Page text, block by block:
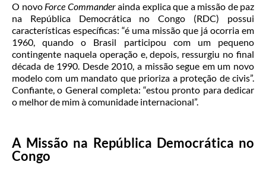
O novoForce Commanderainda explica que a missão de paz
na República Democrática no Congo (RDC) possui
características específicas: “é uma missão que já ocorria em
1960, quando o Brasil participou com um pequeno
contingente naquela operação e, depois, ressurgiu no final
década de 1990. Desde 2010, a missão segue em um novo
modelo com um mandato que prioriza a proteção de civis”.
Confiante, o General completa: “estou pronto para dedicar
o melhor de mim à comunidade internacional”.
A Missão na República Democrática no
Congo